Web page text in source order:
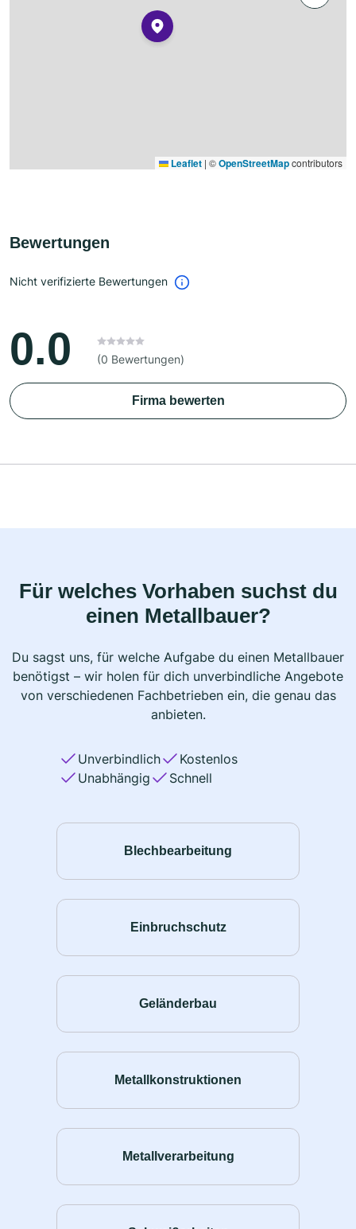
Leaflet | ©OpenStreetMapcontributors
Bewertungen
Nicht verifizierte Bewertungen
0.0 (0 Bewertungen)
Firma bewerten
Für welches Vorhaben suchst du
einen Metallbauer?
Du sagst uns, für welche Aufgabe du einen Metallbauer
benötigst – wir holen für dich unverbindliche Angebote
von verschiedenen Fachbetrieben ein, die genau das
anbieten.
Unverbindlich
Kostenlos
Unabhängig
Schnell
Blechbearbeitung
Einbruchschutz
Geländerbau
Metallkonstruktionen
Metallverarbeitung